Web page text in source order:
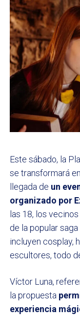
Este sábado, la
se transformará
llegada de un
organizado por
las 18, los
de la popular
incluyen cosplay,
escultores, todo
Víctor Luna,
la propuesta
experiencia